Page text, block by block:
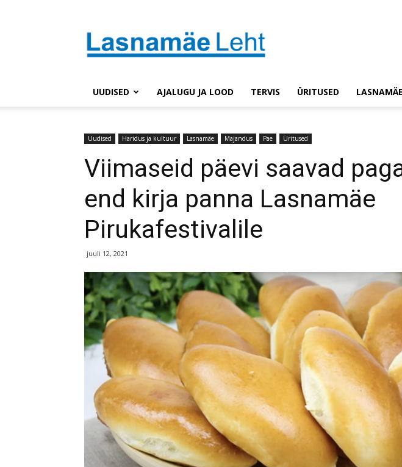
UUDISED AJALUGU JA LOOD TERVIS ÜRITUSED LASNAMÄE
Uudised Haridus ja kultuur Lasnamäe Majandus Pae Üritused
Viimaseid päevi saavad
end kirja panna Lasnamäe
Pirukafestivalile
juuli 12, 2021